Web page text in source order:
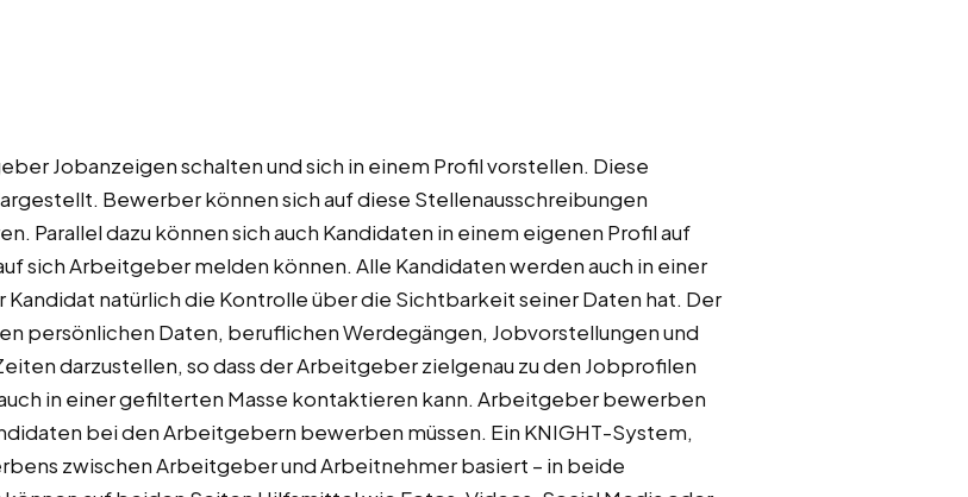
Jobanzeigen schalten und sich in einem Profil vorstellen. Diese
Bewerber können sich auf diese Stellenausschreibungen
Parallel dazu können sich auch Kandidaten in einem eigenen Profil auf
sich Arbeitgeber melden können. Alle Kandidaten werden auch in einer
natürlich die Kontrolle über die Sichtbarkeit seiner Daten hat. Der
persönlichen Daten, beruflichen Werdegängen, Jobvorstellungen und
darzustellen, so dass der Arbeitgeber zielgenau zu den Jobprofilen
in einer gefilterten Masse kontaktieren kann. Arbeitgeber bewerben
bei den Arbeitgebern bewerben müssen. Ein KNIGHT-System,
zwischen Arbeitgeber und Arbeitnehmer basiert – in beide